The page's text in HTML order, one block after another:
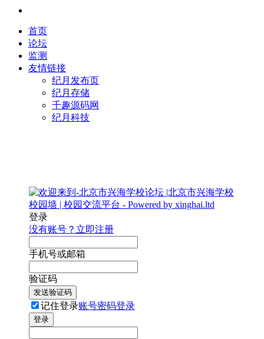
首页
论坛
监测
友情链接
纪月发布页
纪月存储
千趣源码网
纪月科技
登录
没有账号？立即注册
手机号或邮箱
验证码
发送验证码
记住登录账号密码登录
登录